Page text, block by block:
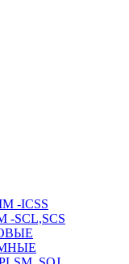
-ICSS
SCL,SCS